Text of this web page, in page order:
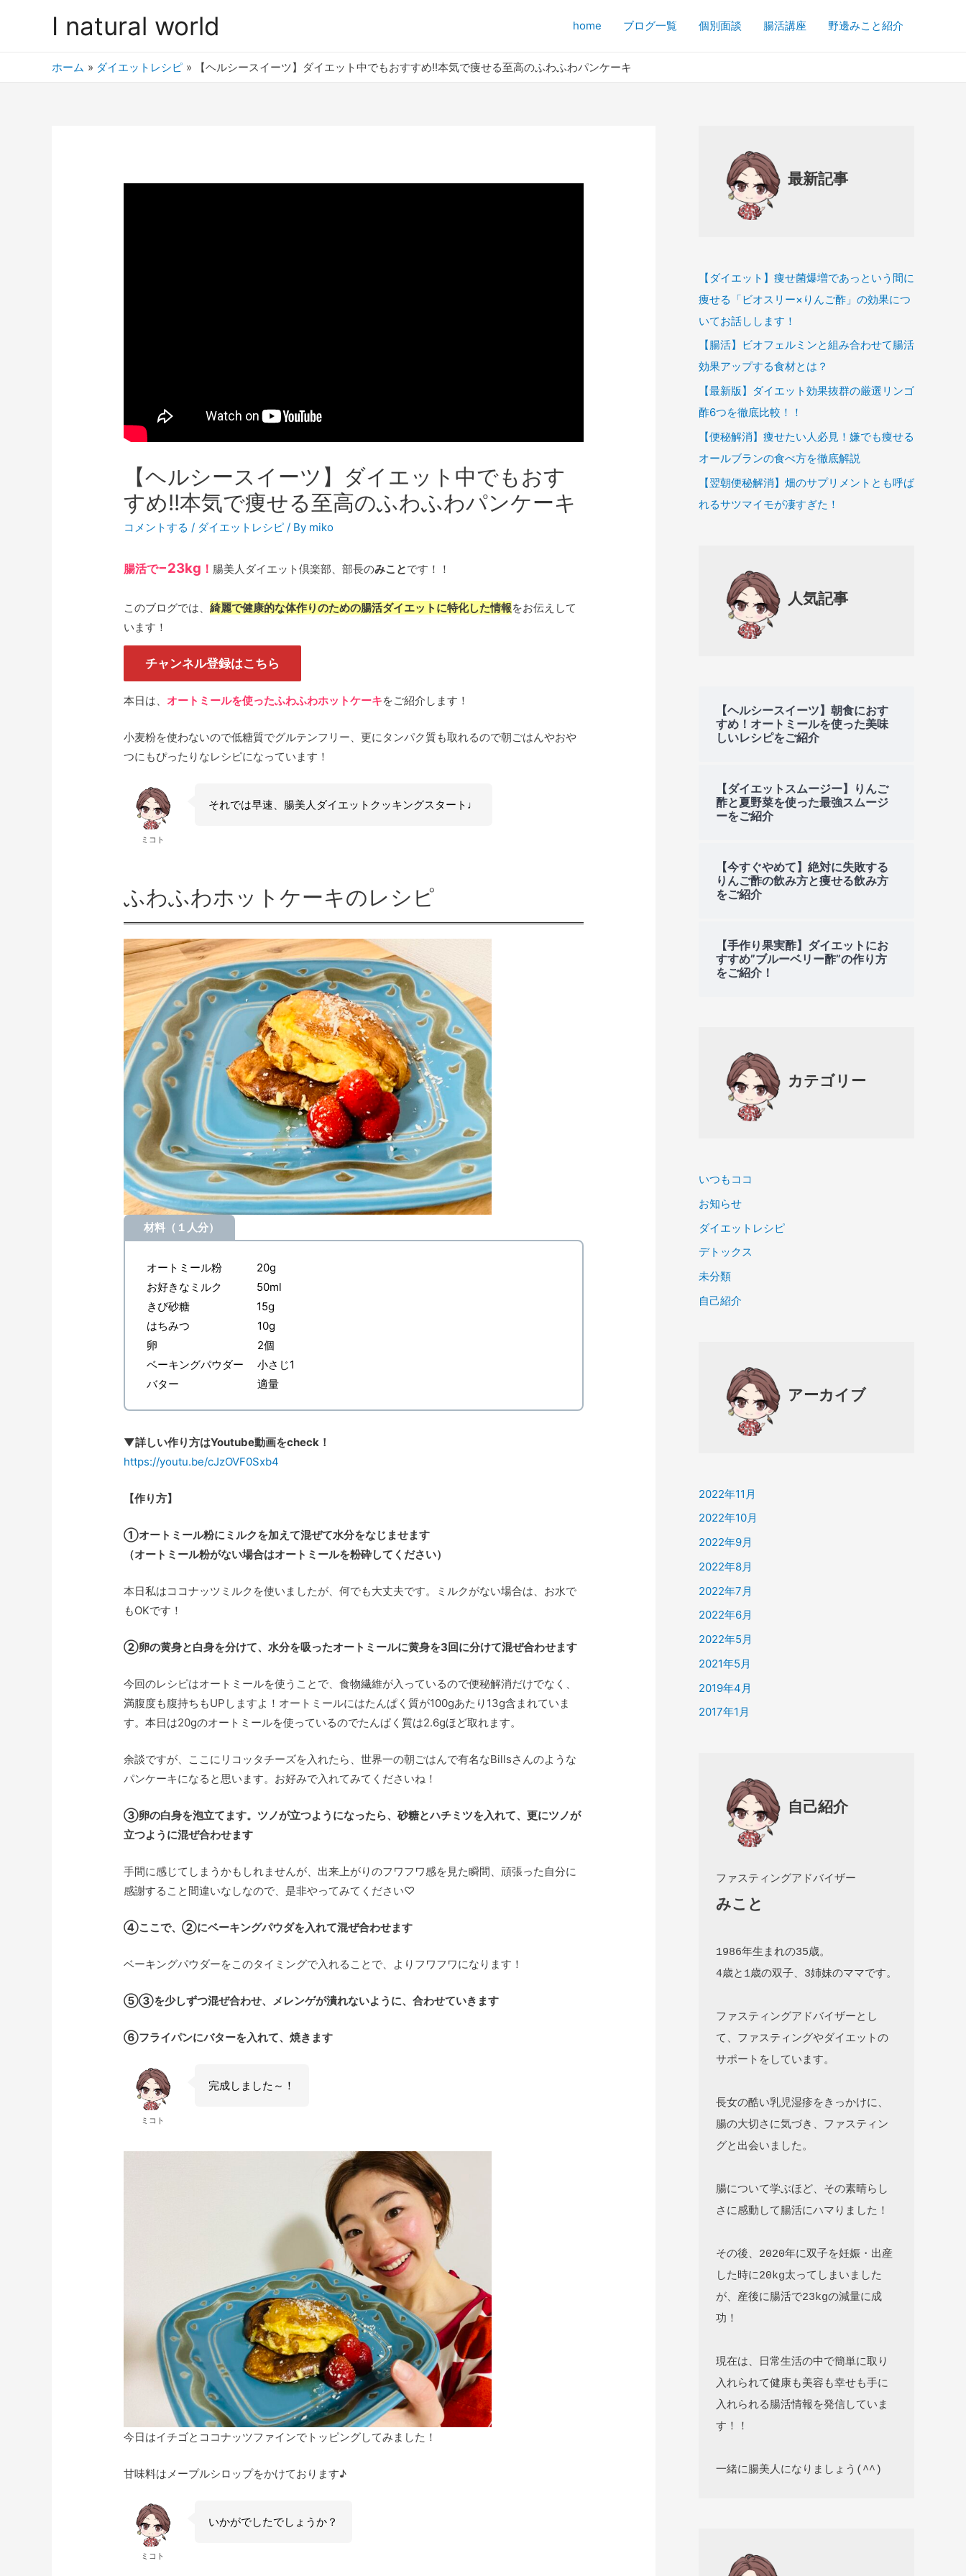
I natural world home ブログ一覧 個別面談 腸活講座 野邊みこと紹介
ホーム ダイエットレシピ 【ヘルシースイーツ】ダイエット中でもおすすめ!!本気で痩せる至高のふわふわパンケーキ
【ヘルシースイーツ】ダイエット中でもおす
すめ!!本気で痩せる至高のふわふわパンケーキ
コメントする / ダイエットレシピ / By miko
腸活で−23kg ！ 腸美人ダイエット倶楽部、部長のみことです！！
このブログでは、綺麗で健康的な体作りのための腸活ダイエットに特化した情報をお伝えして
います！
チャンネル登録はこちら
本日は、オートミールを使ったふわふわホットケーキをご紹介します！
小麦粉を使わないので低糖質でグルテンフリー、更にタンパク質も取れるので朝ごはんやおや
つにもぴったりなレシピになっています！
ミコト
それでは早速、腸美人ダイエットクッキングスタート♩
ふわふわホットケーキのレシピ
材料（１人分）
オートミール粉 20g
お好きなミルク 50ml
きび砂糖 15g
はちみつ 10g
卵 2個
ベーキングパウダー 小さじ1
バター 適量
▼詳しい作り方はYoutube動画をcheck！
https://youtu.be/cJzOVF0Sxb4
【作り方】
①オートミール粉にミルクを加えて混ぜて水分をなじませます
（オートミール粉がない場合はオートミールを粉砕してください）
本日私はココナッツミルクを使いましたが、何でも大丈夫です。ミルクがない場合は、お水で
もOKです！
②卵の黄身と白身を分けて、水分を吸ったオートミールに黄身を3回に分けて混ぜ合わせます
今回のレシピはオートミールを使うことで、食物繊維が入っているので便秘解消だけでなく、
満腹度も腹持ちもUPしますよ！オートミールにはたんぱく質が100gあたり13g含まれていま
す。本日は20gのオートミールを使っているのでたんぱく質は2.6gほど取れます。
余談ですが、ここにリコッタチーズを入れたら、世界一の朝ごはんで有名なBillsさんのような
パンケーキになると思います。お好みで入れてみてくださいね！
③卵の白身を泡立てます。ツノが立つようになったら、砂糖とハチミツを入れて、更にツノが
立つように混ぜ合わせます
手間に感じてしまうかもしれませんが、出来上がりのフワフワ感を見た瞬間、頑張った自分に
感謝すること間違いなしなので、是非やってみてください♡
④ここで、②にベーキングパウダを入れて混ぜ合わせます
ベーキングパウダーをこのタイミングで入れることで、よりフワフワになります！
⑤③を少しずつ混ぜ合わせ、メレンゲが潰れないように、合わせていきます
⑥フライパンにバターを入れて、焼きます
ミコト
完成しました～！
今日はイチゴとココナッツファインでトッピングしてみました！
甘味料はメープルシロップをかけております♪
ミコト
いかがでしたでしょうか？
最新記事
【ダイエット】痩せ菌爆増であっという間に
痩せる「ビオスリー×りんご酢」の効果につ
いてお話しします！
【腸活】ビオフェルミンと組み合わせて腸活
効果アップする食材とは？
【最新版】ダイエット効果抜群の厳選リンゴ
酢6つを徹底比較！！
【便秘解消】痩せたい人必見！嫌でも痩せる
オールブランの食べ方を徹底解説
【翌朝便秘解消】畑のサプリメントとも呼ば
れるサツマイモが凄すぎた！
人気記事
【ヘルシースイーツ】朝食におす
すめ！オートミールを使った美味
しいレシピをご紹介
【ダイエットスムージー】りんご
酢と夏野菜を使った最強スムージ
ーをご紹介
【今すぐやめて】絶対に失敗する
りんご酢の飲み方と痩せる飲み方
をご紹介
【手作り果実酢】ダイエットにお
すすめ”ブルーベリー酢”の作り方
をご紹介！
カテゴリー
いつもココ
お知らせ
ダイエットレシピ
デトックス
未分類
自己紹介
アーカイブ
2022年11月
2022年10月
2022年9月
2022年8月
2022年7月
2022年6月
2022年5月
2021年5月
2019年4月
2017年1月
自己紹介
ファスティングアドバイザー
みこと
1986年生まれの35歳。
4歳と1歳の双子、3姉妹のママです。
ファスティングアドバイザーとし
て、ファスティングやダイエットの
サポートをしています。
長女の酷い乳児湿疹をきっかけに、
腸の大切さに気づき、ファスティン
グと出会いました。
腸について学ぶほど、その素晴らし
さに感動して腸活にハマりました！
その後、2020年に双子を妊娠・出産
した時に20kg太ってしまいました
が、産後に腸活で23kgの減量に成
功！
現在は、日常生活の中で簡単に取り
入れられて健康も美容も幸せも手に
入れられる腸活情報を発信していま
す！！
一緒に腸美人になりましょう(^^)